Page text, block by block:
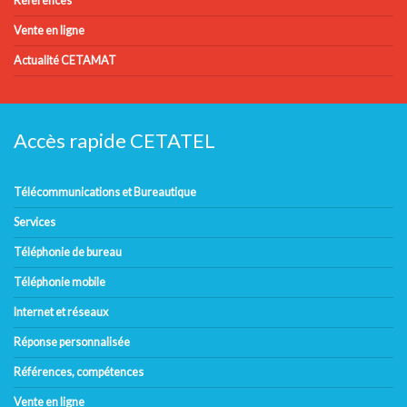
Vente en ligne
Actualité CETAMAT
Accès rapide CETATEL
Télécommunications et Bureautique
Services
Téléphonie de bureau
Téléphonie mobile
Internet et réseaux
Réponse personnalisée
Références, compétences
Vente en ligne